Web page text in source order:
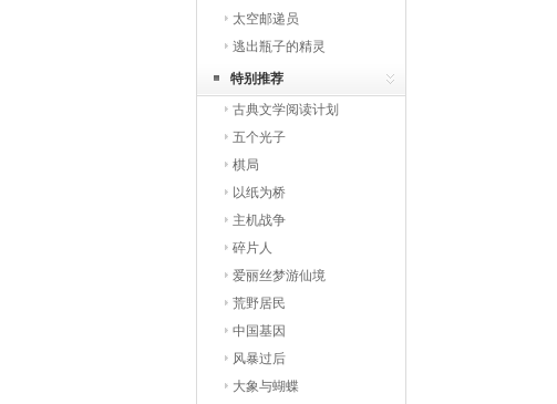
太空邮递员
逃出瓶子的精灵
特别推荐
古典文学阅读计划
五个光子
棋局
以纸为桥
主机战争
碎片人
爱丽丝梦游仙境
荒野居民
中国基因
风暴过后
大象与蝴蝶